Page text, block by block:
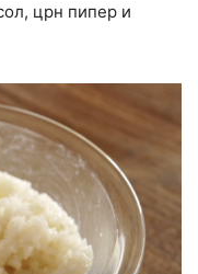
црн пипер и